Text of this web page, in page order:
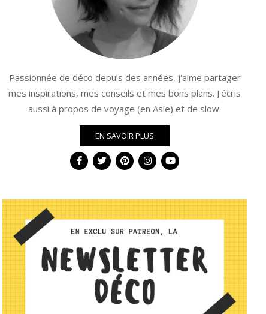
Passionnée de déco depuis des années, j'aime partager
mes inspirations, mes conseils et mes bons plans. J'écris
aussi à propos de voyage (en Asie) et de slow.
EN SAVOIR PLUS